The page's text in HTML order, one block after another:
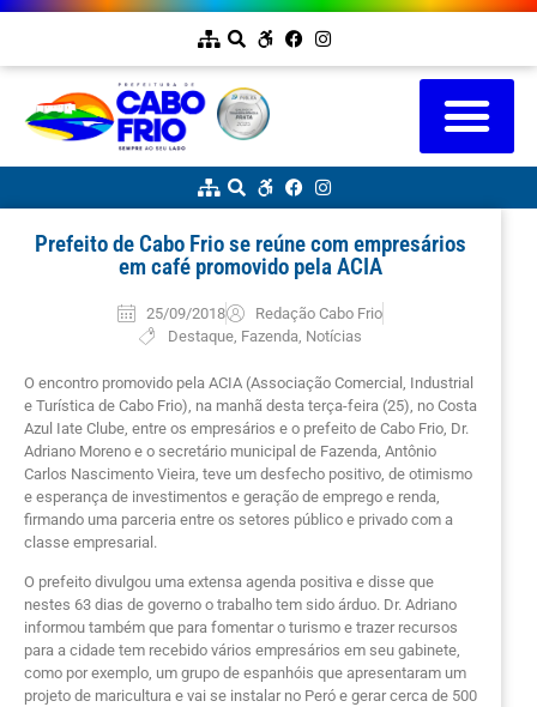
Prefeito de Cabo Frio se reúne com empresários
em café promovido pela ACIA
25/09/2018
Redação Cabo Frio
Destaque, Fazenda Notícias
O encontro promovido pela ACIA (Associação Comercial, Industrial
e Turística de Cabo Frio), na manhã desta terça-feira (25), no Costa
Azul Iate Clube, entre os empresários e o prefeito de Cabo Frio, Dr.
Adriano Moreno e o secretário municipal de Fazenda, Antônio
Carlos Nascimento Vieira, teve um desfecho positivo, de otimismo
e esperança de investimentos e geração de emprego e renda,
firmando uma parceria entre os setores público e privado com a
classe empresarial.
O prefeito divulgou uma extensa agenda positiva e disse que
nestes 63 dias de governo o trabalho tem sido árduo. Dr. Adriano
informou também que para fomentar o turismo e trazer recursos
para a cidade tem recebido vários empresários em seu gabinete,
como por exemplo, um grupo de espanhóis que apresentaram um
projeto de maricultura e vai se instalar no Peró e gerar cerca de 500